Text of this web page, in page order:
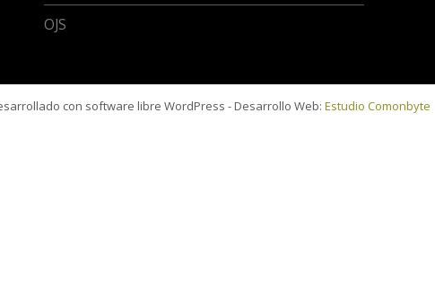
OJS
con software libre WordPress - Desarrollo Web: Estudio Comonbyte